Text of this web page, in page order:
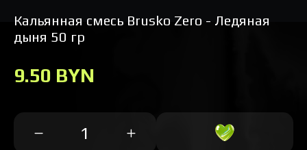
Кальянная cмесь Brusko Zero - Ледяная
дыня 50 гр
9.50 BYN